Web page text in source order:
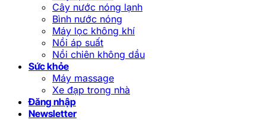
Cây nước nóng lạnh
Bình nước nóng
Máy lọc không khí
Nồi áp suất
Nồi chiên không dầu
Sức khỏe
Máy massage
Xe đạp trong nhà
Đăng nhập
Newsletter